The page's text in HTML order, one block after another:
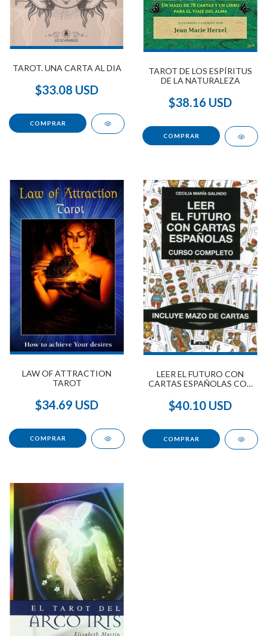
TAROT. UNA CARTA AL DIA
$33.08 USD
TAROT DE LOS ESPÍRITUS
DE LA NATURALEZA
$38.16 USD
LAW OF ATTRACTION
TAROT
$34.69 USD
LEER EL FUTURO CON
CARTAS ESPAÑOLAS CON
$40.10 USD